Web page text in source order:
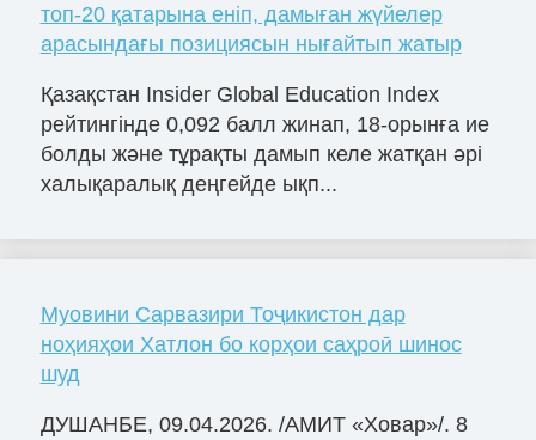
топ-20 қатарына еніп, дамыған жүйелер
арасындағы позициясын нығайтып жатыр
Қазақстан Insider Global Education Index
рейтингінде 0,092 балл жинап, 18-орынға ие
болды және тұрақты дамып келе жатқан әрі
халықаралық деңгейде ықп...
Муовини Сарвазири Тоҷикистон дар
ноҳияҳои Хатлон бо корҳои саҳроӣ шинос
шуд
ДУШАНБЕ, 09.04.2026. /АМИТ «Ховар»/. 8